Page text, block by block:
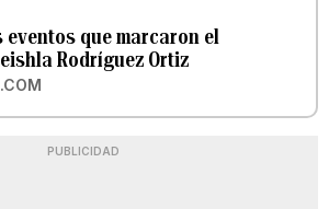
eventos que marcaron el
Rodríguez Ortiz
PUBLICIDAD